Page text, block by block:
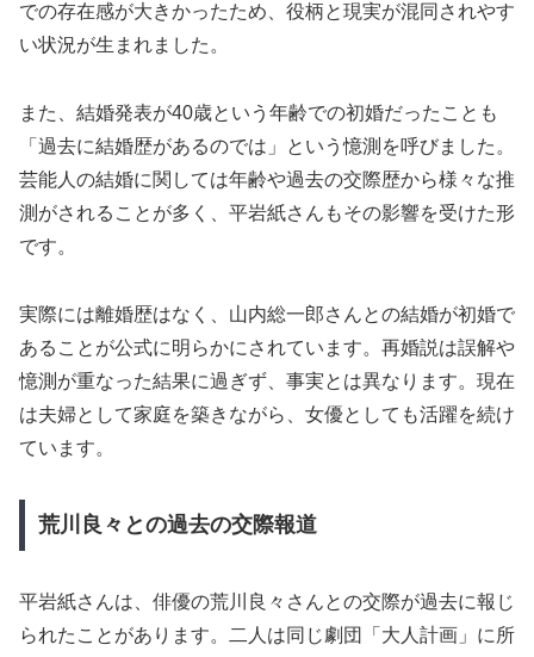
での存在感が大きかったため、役柄と現実が混同されやす
い状況が生まれました。
また、結婚発表が40歳という年齢での初婚だったことも
「過去に結婚歴があるのでは」という憶測を呼びました。
芸能人の結婚に関しては年齢や過去の交際歴から様々な推
測がされることが多く、平岩紙さんもその影響を受けた形
です。
実際には離婚歴はなく、山内総一郎さんとの結婚が初婚で
あることが公式に明らかにされています。再婚説は誤解や
憶測が重なった結果に過ぎず、事実とは異なります。現在
は夫婦として家庭を築きながら、女優としても活躍を続け
ています。
荒川良々との過去の交際報道
平岩紙さんは、俳優の荒川良々さんとの交際が過去に報じ
られたことがあります。二人は同じ劇団「大人計画」に所